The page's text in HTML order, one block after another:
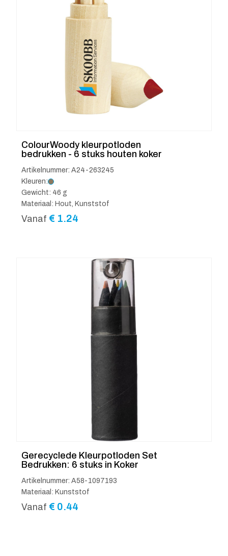
ColourWoody kleurpotloden
bedrukken - 6 stuks houten koker
Artikelnummer: A24-263245
Kleuren:
Gewicht: 46 g
Materiaal: Hout, Kunststof
Vanaf € 1.24
Gerecyclede Kleurpotloden Set
Bedrukken: 6 stuks in Koker
Artikelnummer: A58-1097193
Materiaal: Kunststof
Vanaf € 0.44